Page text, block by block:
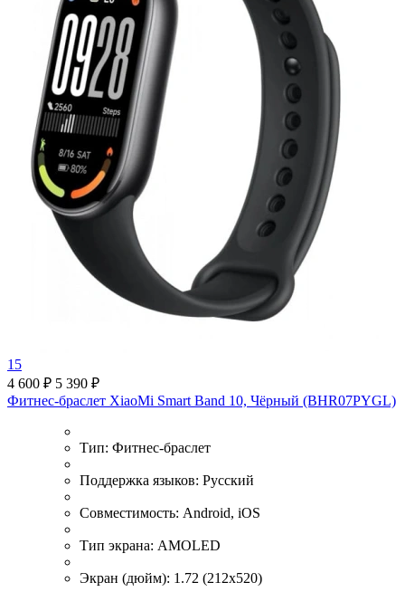
15
4 600 ₽ 5 390 ₽
Фитнес-браслет XiaoMi Smart Band 10, Чёрный (BHR07PYGL)
Тип: Фитнес-браслет
Поддержка языков: Русский
Совместимость: Android, iOS
Тип экрана: AMOLED
Экран (дюйм): 1.72 (212x520)